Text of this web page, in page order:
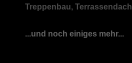
Treppenbau, Terrassendach
...und noch einiges mehr...